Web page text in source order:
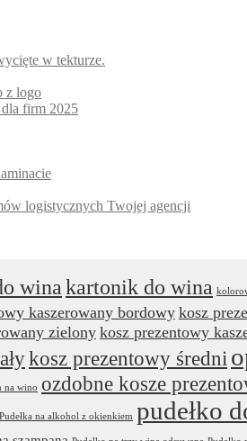
w tekturze.
z logo
firm 2025
logistycznych Twojej agencji
wina kartonik do wina
kaszerowany bordowy kosz
zielony kosz prezentowy
kosz prezentowy średni
na wino ozdobne kosze
Pudełka na alkohol z okienkiem pudełko